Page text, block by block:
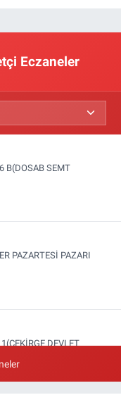
Eczaneler
B(DOSAB SEMT
PAZARTESİ PAZARI
DEVLET